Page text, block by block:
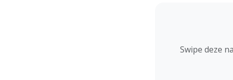
Swipe deze